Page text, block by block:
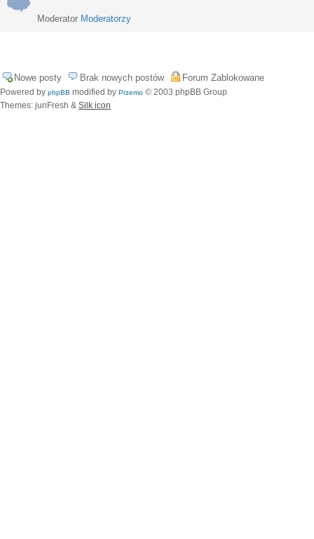
Moderator Moderatorzy
Nowe posty Brak nowych postów Forum Zablokowane
Powered by phpBB modified by Przemo © 2003 phpBB Group
Themes: junFresh & Silk icon